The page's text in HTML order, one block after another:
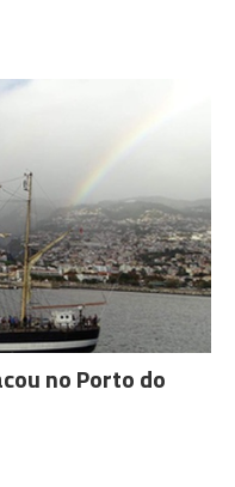
no Porto do